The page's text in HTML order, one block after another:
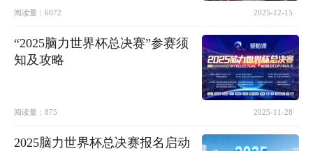
阅读量： 6072 2025-12-15
“2025脑力世界杯总决赛”参赛须
知及攻略
阅读量： 875 2025-11-28
2025脑力世界杯总决赛报名启动